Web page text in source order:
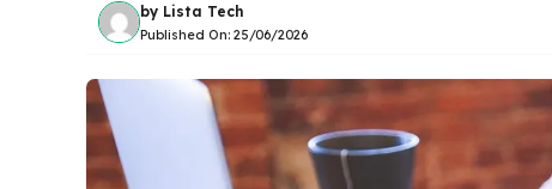
by Lista Tech
Published On: 25/06/2026